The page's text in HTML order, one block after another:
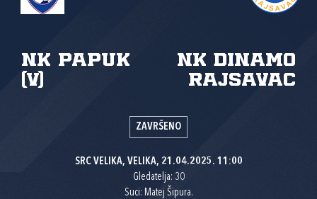
NK Papuk
(V)
NK Dinamo
Rajsavac
ZAVRŠENO
SRC VELIKA, VELIKA, 21.04.2025. 11:00
Gledatelja: 30
Suci: Matej Šipura.